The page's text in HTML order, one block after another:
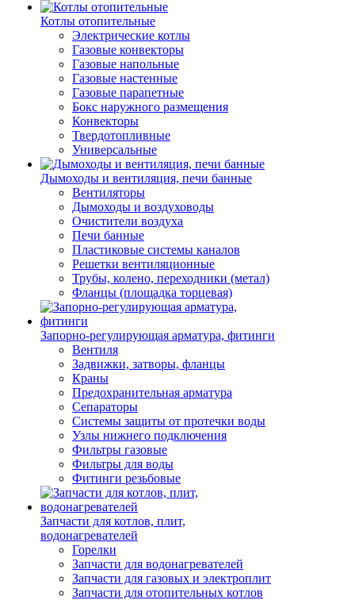
Котлы отопительные
Электрические котлы
Газовые конвекторы
Газовые напольные
Газовые настенные
Газовые парапетные
Бокс наружного размещения
Конвекторы
Твердотопливные
Универсальные
Дымоходы и вентиляция, печи банные
Вентиляторы
Дымоходы и воздуховоды
Очистители воздуха
Печи банные
Пластиковые системы каналов
Решетки вентиляционные
Трубы, колено, переходники (метал)
Фланцы (площадка торцевая)
Запорно-регулирующая арматура, фитинги
Вентиля
Задвижки, затворы, фланцы
Краны
Предохранительная арматура
Сепараторы
Системы защиты от протечки воды
Узлы нижнего подключения
Фильтры газовые
Фильтры для воды
Фитинги резьбовые
Запчасти для котлов, плит,
водонагревателей
Горелки
Запчасти для водонагревателей
Запчасти для газовых и электроплит
Запчасти для отопительных котлов